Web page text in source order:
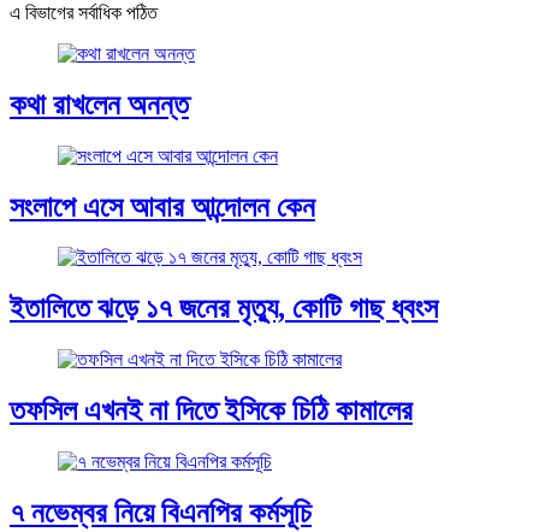
এ বিভাগের সর্বাধিক পঠিত
কথা রাখলেন অনন্ত
সংলাপে এসে আবার আন্দোলন কেন
ইতালিতে ঝড়ে ১৭ জনের মৃত্যু, কোটি গাছ ধ্বংস
তফসিল এখনই না দিতে ইসিকে চিঠি কামালের
৭ নভেম্বর নিয়ে বিএনপির কর্মসূচি